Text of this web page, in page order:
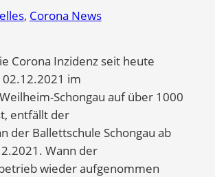
, Corona News
Corona Inzidenz seit heute
im
Schongau auf über 1000
entfällt der
der Ballettschule Schongau ab
Wann der
wieder aufgenommen